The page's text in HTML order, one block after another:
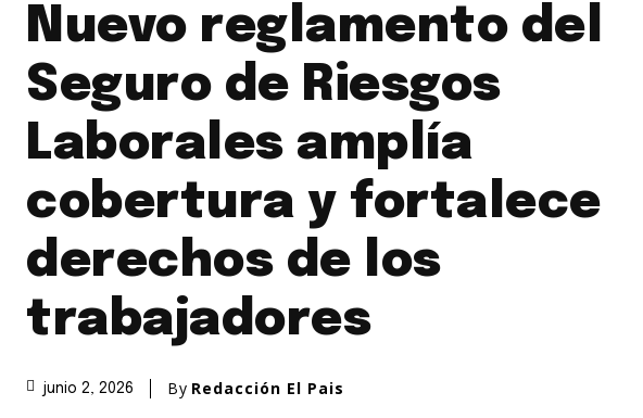
Nuevo reglamento del
Seguro de Riesgos
Laborales amplía
cobertura y fortalece
derechos de los
trabajadores
junio 2, 2026 By Redacción El Pais